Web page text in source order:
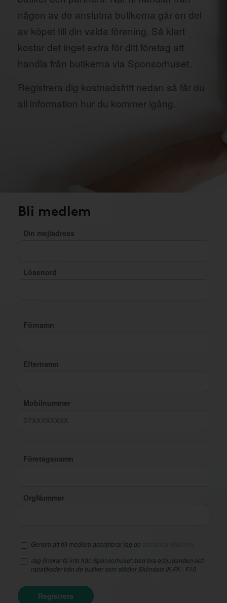
någon av de anslutna butikerna går en del
av köpet till din valda förening. Så klart
kostar det inget extra för ditt företag att
handla från butikerna via Sponsorhuset.
Registrera dig kostnadsfritt nedan så får du
all information hur du kommer igång.
Bli medlem
Din mejladress
Lösenord
Förnamn
Efternamn
Mobilnummer
Företagsnamn
OrgNummer
Genom att bli medlem accepterar jag de
Jag önskar få info från Sponsorhuset med bra erbjudanden och
rabattkoder från de butiker som stödjer Sköndals IK FK - F10
Registrera